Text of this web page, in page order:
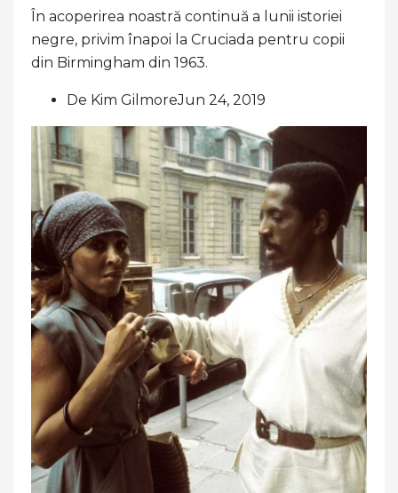
În acoperirea noastră continuă a lunii istoriei
negre, privim înapoi la Cruciada pentru copii
din Birmingham din 1963.
De Kim GilmoreJun 24, 2019